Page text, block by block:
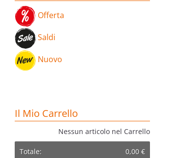
Offerta
Saldi
Nuovo
Il Mio Carrello
Nessun articolo nel Carrello
Totale: 0,00 €